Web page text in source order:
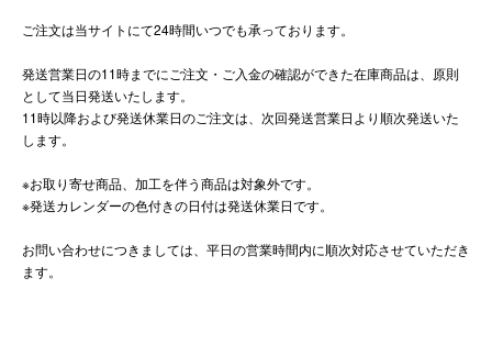
ご注文は当サイトにて24時間いつでも承っております。
発送営業日の11時までにご注文・ご入金の確認ができた在庫商品は、原則
として当日発送いたします。
11時以降および発送休業日のご注文は、次回発送営業日より順次発送いた
します。
※お取り寄せ商品、加工を伴う商品は対象外です。
※発送カレンダーの色付きの日付は発送休業日です。
お問い合わせにつきましては、平日の営業時間内に順次対応させていただき
ます。